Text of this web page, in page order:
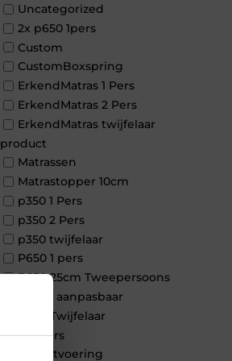
Uncategorized
2x p650 1pers
Custom
CustomBoxspring
ErkendMatras 1 Pers
ErkendMatras 2 Pers
ErkendMatras twijfelaar
product
Matrassen
Matrastopper 10cm
p350 1 Pers
p350 2 Pers
p350 twijfelaar
P650 1 pers
P650 25cm Tweepersoons
een kern aanpasbaar
P650 Twijfelaar
Toppers
Maatvoering